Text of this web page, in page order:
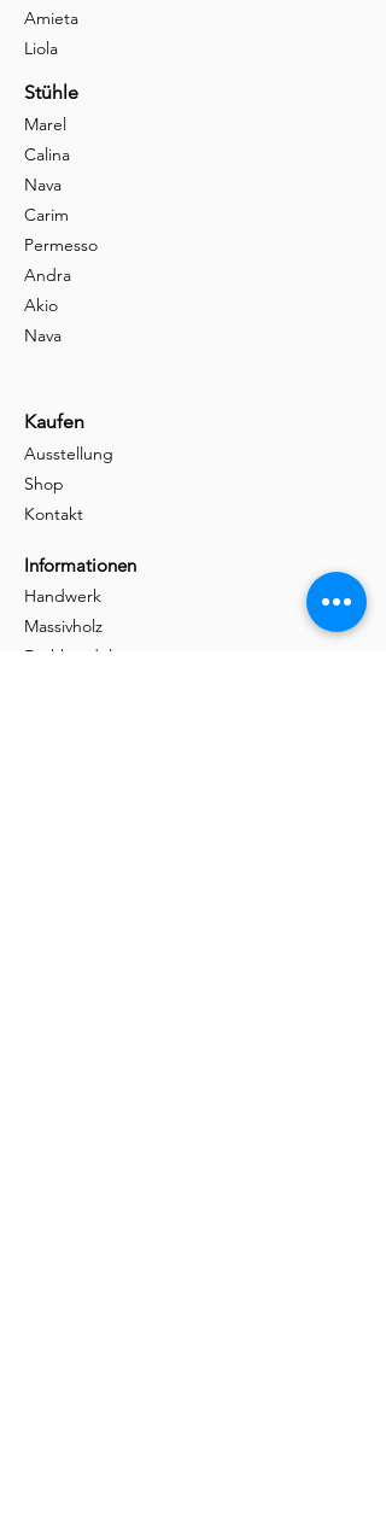
Amieta
Liola
Stühle
Marel
Calina
Nava
Carim
Permesso
Andra
Akio
Nava
Kaufen
Ausstellung
Shop
Kontakt
Informationen
Handwerk
Massivholz
Fachhandelspartner